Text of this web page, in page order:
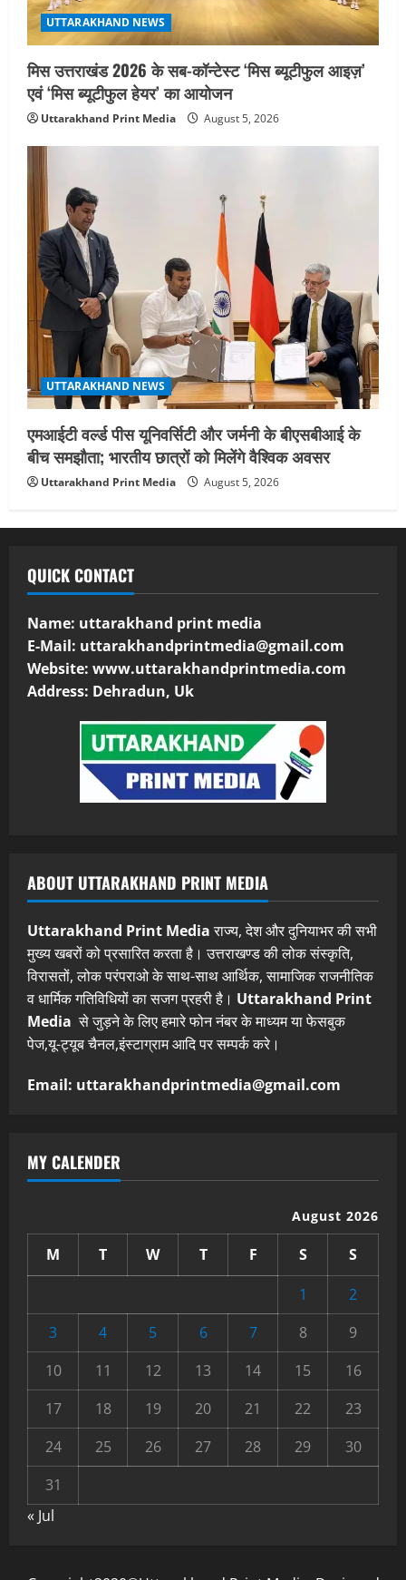
UTTARAKHAND NEWS
मिस उत्तराखंड 2026 के सब-कॉन्टेस्ट ‘मिस ब्यूटीफुल आइज़’
एवं ‘मिस ब्यूटीफुल हेयर’ का आयोजन
Uttarakhand Print Media August 5, 2026
UTTARAKHAND NEWS
एमआईटी वर्ल्ड पीस यूनिवर्सिटी और जर्मनी के बीएसबीआई के
बीच समझौता; भारतीय छात्रों को मिलेंगे वैश्विक अवसर
Uttarakhand Print Media August 5, 2026
QUICK CONTACT
Name: uttarakhand print media
E-Mail: uttarakhandprintmedia@gmail.com
Website: www.uttarakhandprintmedia.com
Address: Dehradun, Uk
ABOUT UTTARAKHAND PRINT MEDIA
Uttarakhand Print Mediaराज्य, देश और दुनियाभर की सभी
मुख्य खबरों को प्रसारित करता है। उत्तराखण्ड की लोक संस्कृति,
विरासतों, लोक परंपराओ के साथ-साथ आर्थिक, सामाजिक राजनीतिक
व धार्मिक गतिविधियों का सजग प्रहरी है। Uttarakhand Print
Media से जुड़ने के लिए हमारे फोन नंबर के माध्यम या फेसबुक
पेज,यू-ट्यूब चैनल,इंस्टाग्राम आदि पर सम्पर्क करे।
Email: uttarakhandprintmedia@gmail.com
MY CALENDER
August 2026
M T W T F S
S
1
2
3
4 5 6 7 8
9
10
11 12 13 14 15
16
17
18 19 20 21 22
23
24
25 26 27 28 29
30
31
« Jul